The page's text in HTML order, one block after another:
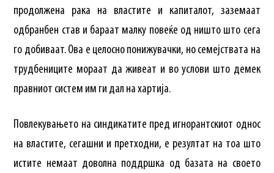
продолжена рака на властите и капиталот, заземаат
одбранбен став и бараат малку повеќе од ништо што сега
го добиваат. Ова е целосно понижувачки, но семејствата на
трудбениците мораат да живеат и во услови што демек
правниот систем им ги дал на хартија.
Повлекувањето на синдикатите пред игнорантскиот однос
на властите, сегашни и претходни, е резултат на тоа што
истите немаат доволна поддршка од базата на своето